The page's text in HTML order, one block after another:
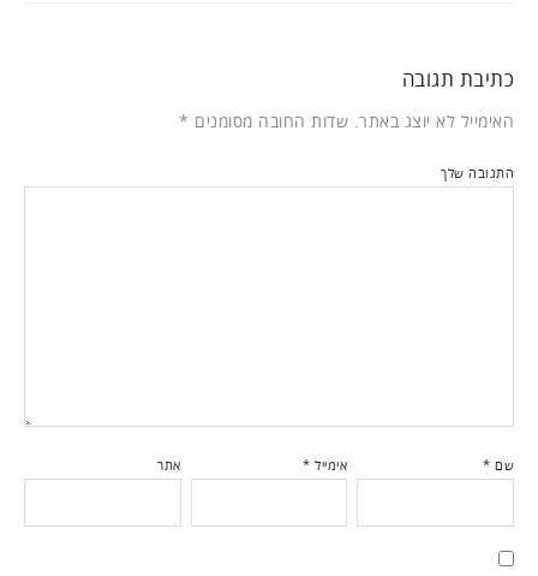
כתיבת תגובה
האימייל לא יוצג באתר. שדות החובה מסומנים *
התגובה שלך
שם * אימייל * אתר